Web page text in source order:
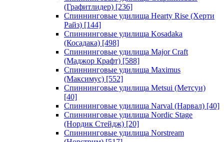
(Графитлидер) [236]
Спиннинговые удилища Hearty Rise (Херти
Райз) [144]
Спиннинговые удилища Kosadaka
(Косадака) [498]
Спиннинговые удилища Major Craft
(Маджор Крафт) [588]
Спиннинговые удилища Maximus
(Максимус) [552]
Спиннинговые удилища Metsui (Метсуи)
[40]
Спиннинговые удилища Narval (Нарвал) [40]
Спиннинговые удилища Nordic Stage
(Нордик Стейдж) [20]
Спиннинговые удилища Norstream